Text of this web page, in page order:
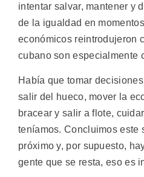
intentar salvar, mantener y
de la igualdad en
económicos reintrodujeron
cubano son especialmente
Había que tomar
salir del hueco, mover la
bracear y salir a flote,
teníamos. Concluimos este
próximo y, por supuesto,
gente que se resta, eso es